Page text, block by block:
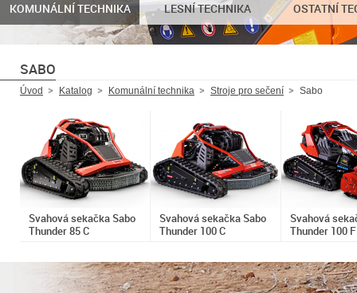
KOMUNÁLNÍ TECHNIKA LESNÍ TECHNIKA OSTATNÍ
SABO
Úvod Katalog Komunální technika Stroje pro sečení Sabo
Svahová sekačka Sabo
Thunder 85 C
Svahová sekačka Sabo
Thunder 100 C
Svahová
Thunder 100